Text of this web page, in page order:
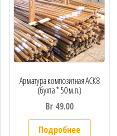
Арматура композитная АСК8
(бухта * 50 м.п.)
Br 49.00
Подробнее